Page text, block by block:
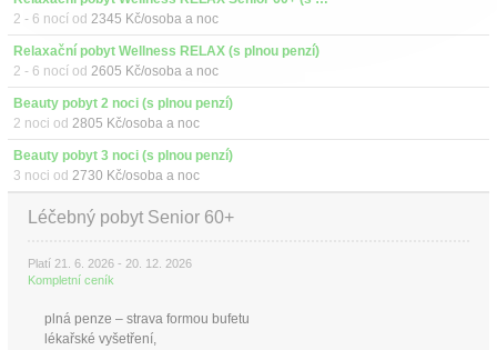
2 - 6 nocí od 2345 Kč/osoba a noc
Relaxační pobyt Wellness RELAX (s plnou penzí)
2 - 6 nocí od 2605 Kč/osoba a noc
Beauty pobyt 2 noci (s plnou penzí)
2 noci od 2805 Kč/osoba a noc
Beauty pobyt 3 noci (s plnou penzí)
3 noci od 2730 Kč/osoba a noc
Léčebný pobyt Senior 60+
Platí 21. 6. 2026 - 20. 12. 2026
Kompletní ceník
plná penze – strava formou bufetu
lékařské vyšetření,